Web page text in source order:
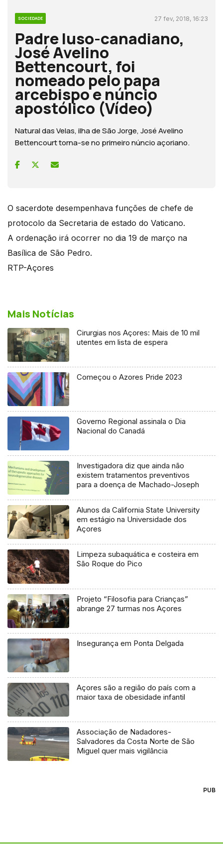
SOCIEDADE 27 fev, 2018, 16:23
Padre luso-canadiano,
José Avelino
Bettencourt, foi
nomeado pelo papa
arcebispo e núncio
apostólico (Vídeo)
Natural das Velas, ilha de São Jorge, José Avelino
Bettencourt torna-se no primeiro núncio açoriano.
O sacerdote desempenhava funções de chefe de
protocolo da Secretaria de estado do Vaticano.
A ordenação irá ocorrer no dia 19 de março na
Basílica de São Pedro.
RTP-Açores
Mais Notícias
Cirurgias nos Açores: Mais de 10 mil
utentes em lista de espera
Começou o Azores Pride 2023
Governo Regional assinala o Dia
Nacional do Canadá
Investigadora diz que ainda não
existem tratamentos preventivos
para a doença de Machado-Joseph
Alunos da California State University
em estágio na Universidade dos
Açores
Limpeza subaquática e costeira em
São Roque do Pico
Projeto “Filosofia para Crianças”
abrange 27 turmas nos Açores
Insegurança em Ponta Delgada
Açores são a região do país com a
maior taxa de obesidade infantil
Associação de Nadadores-
Salvadores da Costa Norte de São
Miguel quer mais vigilância
PUB